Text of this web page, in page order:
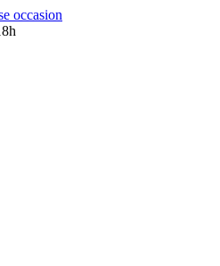
occasion